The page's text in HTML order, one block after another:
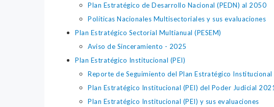
Plan Estratégico de Desarrollo Nacional (PEDN) al 2050
Políticas Nacionales Multisectoriales y sus evaluaciones
Plan Estratégico Sectorial Multianual (PESEM)
Aviso de Sinceramiento - 2025
Plan Estratégico Institucional (PEI)
Reporte de Seguimiento del Plan Estratégico Institucional
Plan Estratégico Institucional (PEI) del Poder Judicial
Plan Estratégico Institucional (PEI) y sus evaluaciones